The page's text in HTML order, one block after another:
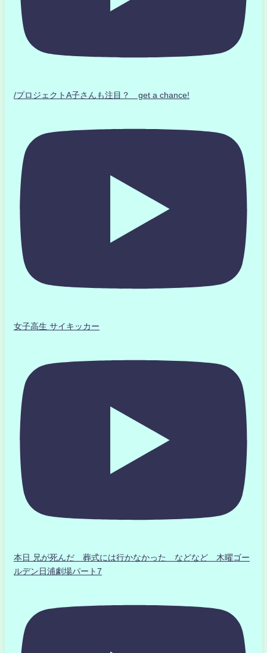
/プロジェクトA子さんも注目？ get a chance!
女子高生 サイキッカー
本日 兄が死んだ 葬式には行かなかった などなど 木曜ゴー
ルデン日浦劇場パート7